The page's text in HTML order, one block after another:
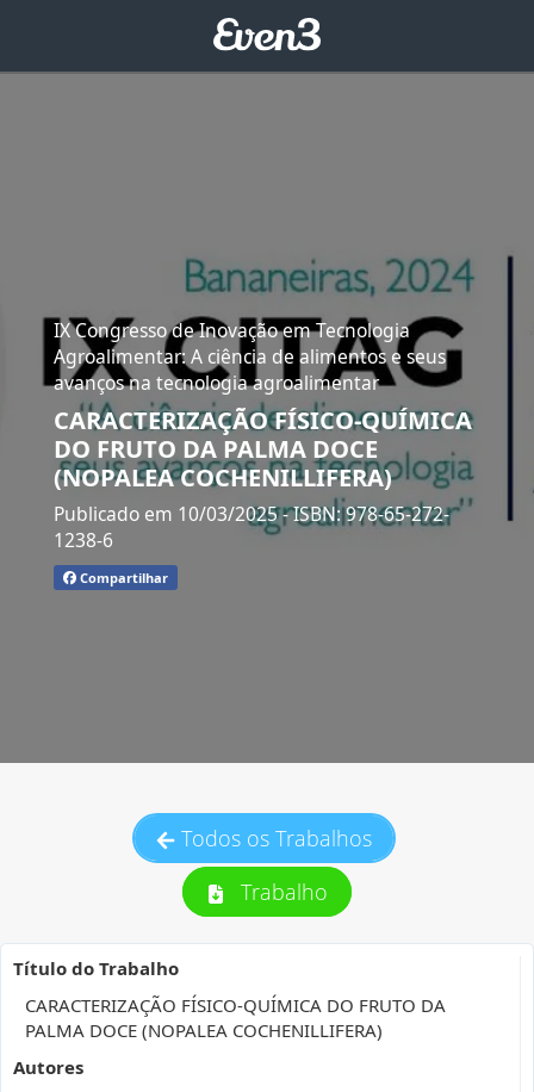
IX Congresso de Inovação em Tecnologia
Agroalimentar: A ciência de alimentos e seus
avanços na tecnologia agroalimentar
CARACTERIZAÇÃO FÍSICO-QUÍMICA
DO FRUTO DA PALMA DOCE
(NOPALEA COCHENILLIFERA)
Publicado em 10/03/2025- ISBN: 978-65-272-
1238-6
Compartilhar
Todos os Trabalhos
Trabalho
Título do Trabalho
CARACTERIZAÇÃO FÍSICO-QUÍMICA DO FRUTO DA
PALMA DOCE (NOPALEA COCHENILLIFERA)
Autores